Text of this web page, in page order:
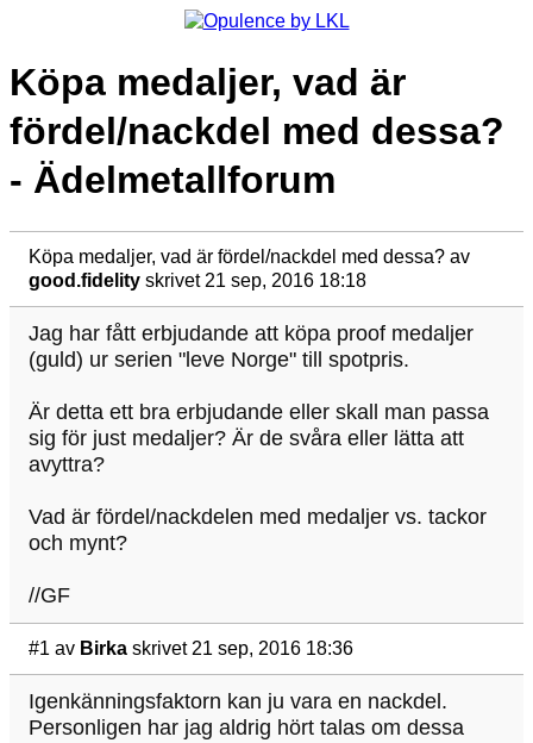
Köpa medaljer, vad är
fördel/nackdel med dessa?
- Ädelmetallforum
Köpa medaljer, vad är fördel/nackdel med dessa? av
good.fidelity skrivet 21 sep, 2016 18:18
Jag har fått erbjudande att köpa proof medaljer
(guld) ur serien "leve Norge" till spotpris.
Är detta ett bra erbjudande eller skall man passa
sig för just medaljer? Är de svåra eller lätta att
avyttra?
Vad är fördel/nackdelen med medaljer vs. tackor
och mynt?
//GF
#1 av Birka skrivet 21 sep, 2016 18:36
Igenkänningsfaktorn kan ju vara en nackdel.
Personligen har jag aldrig hört talas om dessa